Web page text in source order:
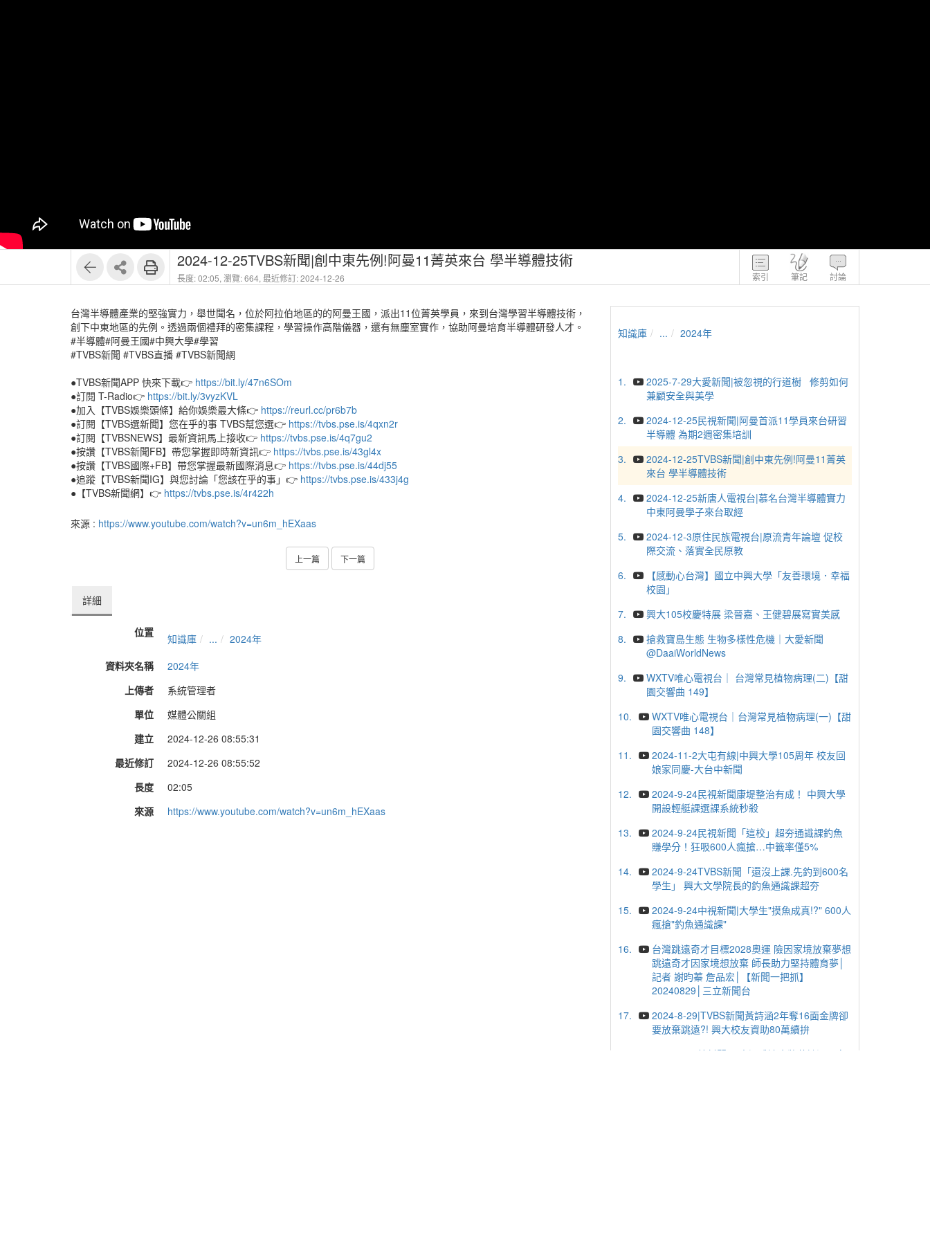
索引 筆記 討論
2024-12-25TVBS新聞|創中東先例!阿曼11菁英來台 學半導體技術
長度: 02:05, 瀏覽: 664, 最近修訂: 2024-12-26
台灣半導體產業的堅強實力，舉世聞名，位於阿拉伯地區的的阿曼王國，派出11位菁英學員，來到台灣學習半導體技術，
創下中東地區的先例。透過兩個禮拜的密集課程，學習操作高階儀器，還有無塵室實作，協助阿曼培育半導體研發人才。
#半導體#阿曼王國#中興大學#學習
#TVBS新聞 #TVBS直播 #TVBS新聞網
●TVBS新聞APP 快來下載👉 https://bit.ly/47n6SOm
●訂閱 T-Radio👉 https://bit.ly/3vyzKVL
●加入【TVBS娛樂頭條】給你娛樂最大條👉 https://reurl.cc/pr6b7b
●訂閱【TVBS選新聞】您在乎的事 TVBS幫您選👉 https://tvbs.pse.is/4qxn2r
●訂閱【TVBSNEWS】最新資訊馬上接收👉 https://tvbs.pse.is/4q7gu2
●按讚【TVBS新聞FB】帶您掌握即時新資訊👉 https://tvbs.pse.is/43gl4x
●按讚【TVBS國際+FB】帶您掌握最新國際消息👉 https://tvbs.pse.is/44dj55
●追蹤【TVBS新聞IG】與您討論「您該在乎的事」👉 https://tvbs.pse.is/433j4g
●【TVBS新聞網】👉 https://tvbs.pse.is/4r422h
來源 : https://www.youtube.com/watch?v=un6m_hEXaas
上一篇 下一篇
詳細
位置 知識庫 ...
2024年
資料夾名稱
2024年
上傳者
系統管理者
單位
媒體公關組
建立
2024-12-26 08:55:31
最近修訂
2024-12-26 08:55:52
長度
02:05
來源
https://www.youtube.com/watch?v=un6m_hEXaas
知識庫 ... 2024年
1.
2025-7-29大愛新聞|被忽視的行道樹 修剪如何
兼顧安全與美學
2.
2024-12-25民視新聞|阿曼首派11學員來台研習
半導體 為期2週密集培訓
3.
2024-12-25TVBS新聞|創中東先例!阿曼11菁英
來台 學半導體技術
4.
2024-12-25新唐人電視台|慕名台灣半導體實力
中東阿曼學子來台取經
5.
2024-12-3原住民族電視台|原流青年論壇 促校
際交流、落實全民原教
6.
【感動心台灣】國立中興大學「友善環境．幸福
校園」
7.
興大105校慶特展 梁晉嘉、王健碧展寫實美感
8.
搶救寶島生態 生物多樣性危機｜大愛新聞
@DaaiWorldNews
9.
WXTV唯心電視台｜ 台灣常見植物病理(二)【甜
園交響曲 149】
10.
WXTV唯心電視台｜台灣常見植物病理(一)【甜
園交響曲 148】
11.
2024-11-2大屯有線|中興大學105周年 校友回
娘家同慶-大台中新聞
12.
2024-9-24民視新聞康堤整治有成！ 中興大學
開設輕艇課選課系統秒殺
13.
2024-9-24民視新聞「這校」超夯通識課釣魚
賺學分！狂吸600人瘋搶…中籤率僅5%
14.
2024-9-24TVBS新聞「還沒上課.先釣到600名
學生」 興大文學院長的釣魚通識課超夯
15.
2024-9-24中視新聞|大學生"摸魚成真!?" 600人
瘋搶"釣魚通識課"
16.
台灣跳遠奇才目標2028奧運 險因家境放棄夢想
跳遠奇才因家境想放棄 師長助力堅持體育夢│
記者 謝昀蓁 詹品宏│【新聞一把抓】
20240829│三立新聞台
17.
2024-8-29|TVBS新聞黃詩涵2年奪16面金牌卻
要放棄跳遠?! 興大校友資助80萬續拚
2024-8-29鏡新聞|全中運跳遠金牌黃詩涵 家